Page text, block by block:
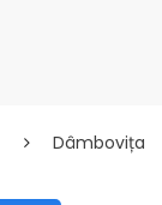
Dâmbovița